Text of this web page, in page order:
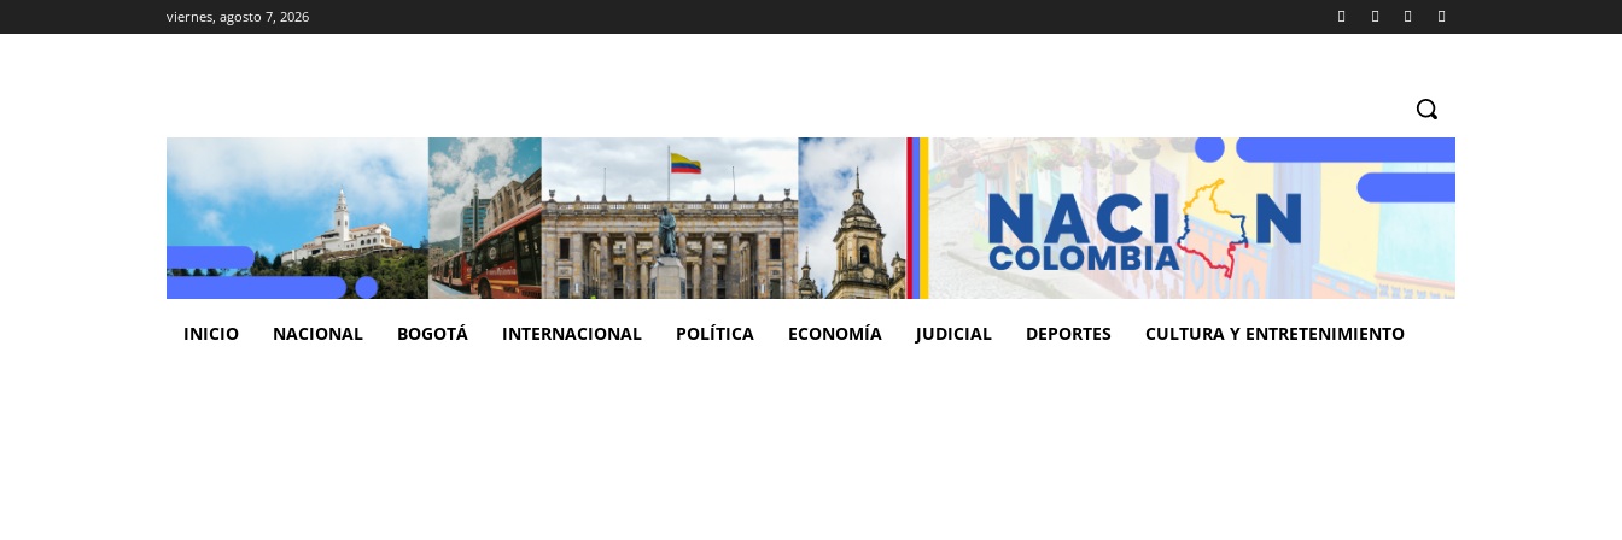
viernes, agosto 7, 2026
INICIO NACIONAL BOGOTÁ INTERNACIONAL POLÍTICA ECONOMÍA JUDICIAL DEPORTES CULTURA Y ENTRETENIMIENTO